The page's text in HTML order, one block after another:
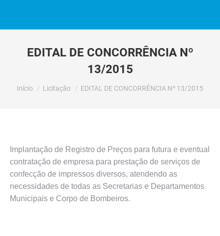
EDITAL DE CONCORRÊNCIA Nº
13/2015
Você está aqui:
Início Licitação EDITAL DE CONCORRÊNCIA Nº 13/2015
Implantação de Registro de Preços para futura e eventual
contratação de empresa para prestação de serviços de
confecção de impressos diversos, atendendo as
necessidades de todas as Secretarias e Departamentos
Municipais e Corpo de Bombeiros.